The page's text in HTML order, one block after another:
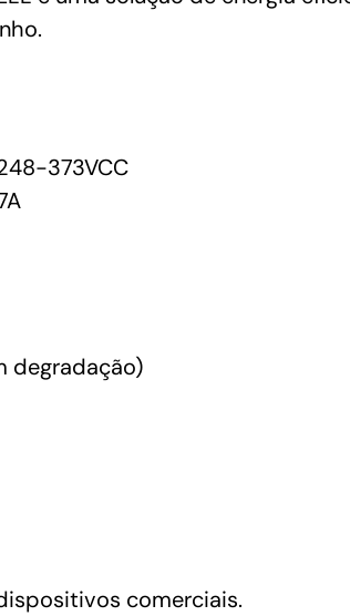
WELL
373VCC
degradação)
comerciais.